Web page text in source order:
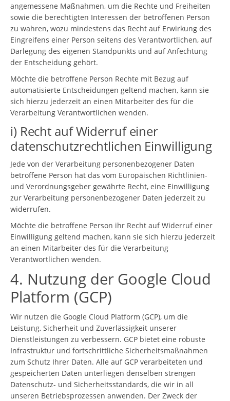
angemessene Maßnahmen, um die Rechte und Freiheiten
sowie die berechtigten Interessen der betroffenen Person
zu wahren, wozu mindestens das Recht auf Erwirkung des
Eingreifens einer Person seitens des Verantwortlichen, auf
Darlegung des eigenen Standpunkts und auf Anfechtung
der Entscheidung gehört.
Möchte die betroffene Person Rechte mit Bezug auf
automatisierte Entscheidungen geltend machen, kann sie
sich hierzu jederzeit an einen Mitarbeiter des für die
Verarbeitung Verantwortlichen wenden.
i) Recht auf Widerruf einer
datenschutzrechtlichen Einwilligung
Jede von der Verarbeitung personenbezogener Daten
betroffene Person hat das vom Europäischen Richtlinien-
und Verordnungsgeber gewährte Recht, eine Einwilligung
zur Verarbeitung personenbezogener Daten jederzeit zu
widerrufen.
Möchte die betroffene Person ihr Recht auf Widerruf einer
Einwilligung geltend machen, kann sie sich hierzu jederzeit
an einen Mitarbeiter des für die Verarbeitung
Verantwortlichen wenden.
4. Nutzung der Google Cloud
Platform (GCP)
Wir nutzen die Google Cloud Platform (GCP), um die
Leistung, Sicherheit und Zuverlässigkeit unserer
Dienstleistungen zu verbessern. GCP bietet eine robuste
Infrastruktur und fortschrittliche Sicherheitsmaßnahmen
zum Schutz Ihrer Daten. Alle auf GCP verarbeiteten und
gespeicherten Daten unterliegen denselben strengen
Datenschutz- und Sicherheitsstandards, die wir in all
unseren Betriebsprozessen anwenden. Der Zweck der